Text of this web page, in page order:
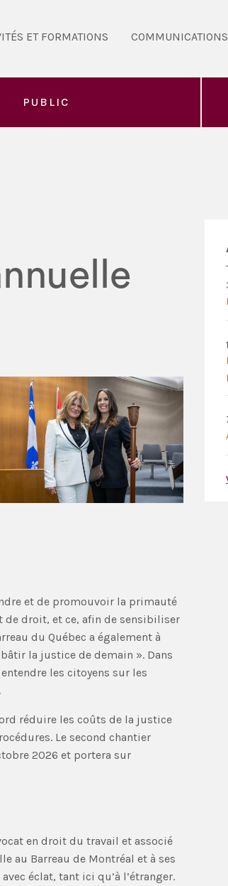
ET FORMATIONS COMMUNICATIONS
PUBLIC
et de promouvoir la primauté
de droit, et ce, afin de sensibiliser
du Québec a également à
la justice de demain ». Dans
les citoyens sur les
réduire les coûts de la justice
Le second chantier
2026 et portera sur
en droit du travail et associé
au Barreau de Montréal et à ses
éclat, tant ici qu’à l’étranger.